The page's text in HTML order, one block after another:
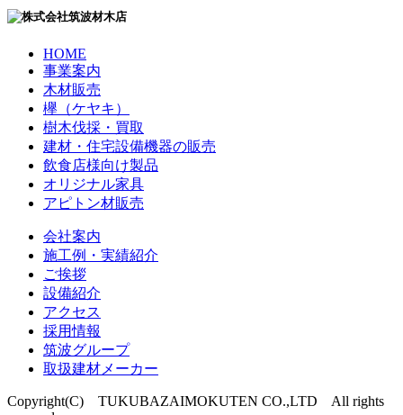
HOME
事業案内
木材販売
欅（ケヤキ）
樹木伐採・買取
建材・住宅設備機器の販売
飲食店様向け製品
オリジナル家具
アピトン材販売
会社案内
施工例・実績紹介
ご挨拶
設備紹介
アクセス
採用情報
筑波グループ
取扱建材メーカー
Copyright(C) TUKUBAZAIMOKUTEN CO.,LTD All rights